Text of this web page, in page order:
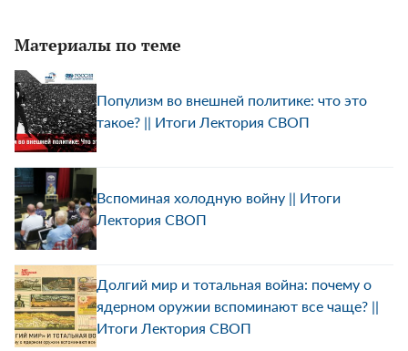
Материалы по теме
Популизм во внешней политике: что это
такое? || Итоги Лектория СВОП
Вспоминая холодную войну || Итоги
Лектория СВОП
Долгий мир и тотальная война: почему о
ядерном оружии вспоминают все чаще? ||
Итоги Лектория СВОП